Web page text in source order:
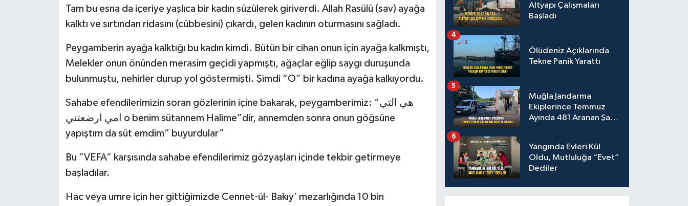
Tam bu esna da içeriye yaşlıca bir kadın süzülerek giriverdi. Allah Rasülü (sav) ayağa
kalktı ve sırtından ridasını (cübbesini) çıkardı, gelen kadının oturmasını sağladı.
Peygamberin ayağa kalktığı bu kadın kimdi. Bütün bir cihan onun için ayağa kalkmıştı,
Melekler onun önünden merasim geçidi yapmıştı, ağaçlar eğlip saygı duruşunda
bulunmuştu, nehirler durup yol göstermişti. Şimdi “O” bir kadına ayağa kalkıyordu.
Sahabe efendilerimizin soran gözlerinin içine bakarak, peygamberimiz: “هي التي
امي ارضعتني o benim sütannem Halime”dir, annemden sonra onun göğsüne
yapıştım da süt emdim” buyurdular”
Bu ”VEFA” karşısında sahabe efendilerimiz gözyaşları içinde tekbir getirmeye
başladılar.
Hac veya umre için her gittiğimizde Cennet-ül- Bakıy’ mezarlığında 10 bin
Altyapı Çalışmaları
Başladı
Ölüdeniz Açıklarında
Tekne Panik Yarattı
4
Muğla Jandarma
Ekiplerince Temmuz
Ayında 481 Aranan Şahıs
5
Yangında Evleri Kül
Oldu, Mutluluğa “Evet”
Dediler
6